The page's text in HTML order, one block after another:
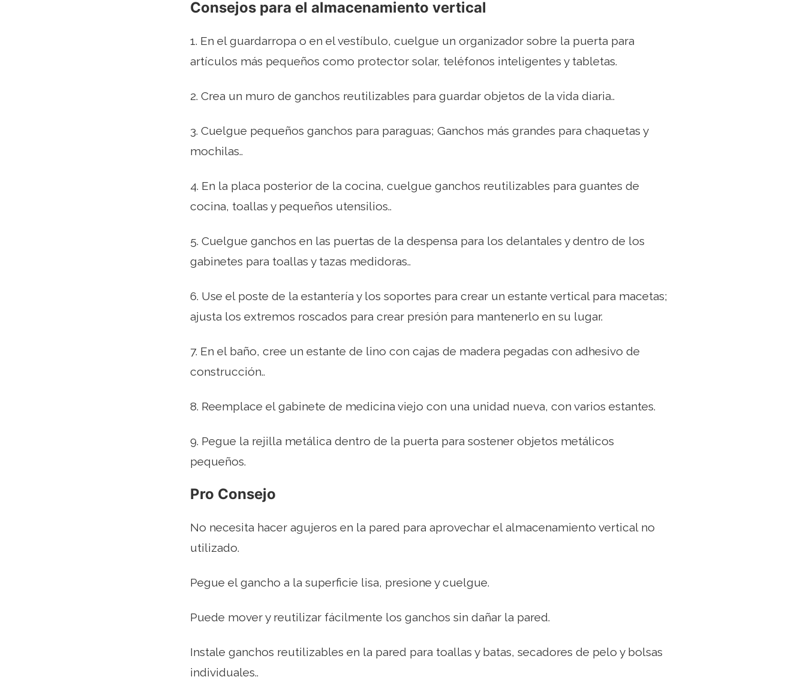
Consejos para el almacenamiento vertical
1. En el guardarropa o en el vestíbulo, cuelgue un organizador sobre la puerta para
artículos más pequeños como protector solar, teléfonos inteligentes y tabletas.
2. Crea un muro de ganchos reutilizables para guardar objetos de la vida diaria..
3. Cuelgue pequeños ganchos para paraguas; Ganchos más grandes para chaquetas y
mochilas..
4. En la placa posterior de la cocina, cuelgue ganchos reutilizables para guantes de
cocina, toallas y pequeños utensilios..
5. Cuelgue ganchos en las puertas de la despensa para los delantales y dentro de los
gabinetes para toallas y tazas medidoras..
6. Use el poste de la estantería y los soportes para crear un estante vertical para macetas;
ajusta los extremos roscados para crear presión para mantenerlo en su lugar.
7. En el baño, cree un estante de lino con cajas de madera pegadas con adhesivo de
construcción..
8. Reemplace el gabinete de medicina viejo con una unidad nueva, con varios estantes.
9. Pegue la rejilla metálica dentro de la puerta para sostener objetos metálicos
pequeños.
Pro Consejo
No necesita hacer agujeros en la pared para aprovechar el almacenamiento vertical no
utilizado.
Pegue el gancho a la superficie lisa, presione y cuelgue.
Puede mover y reutilizar fácilmente los ganchos sin dañar la pared.
Instale ganchos reutilizables en la pared para toallas y batas, secadores de pelo y bolsas
individuales..